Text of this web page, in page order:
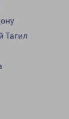
Тагил